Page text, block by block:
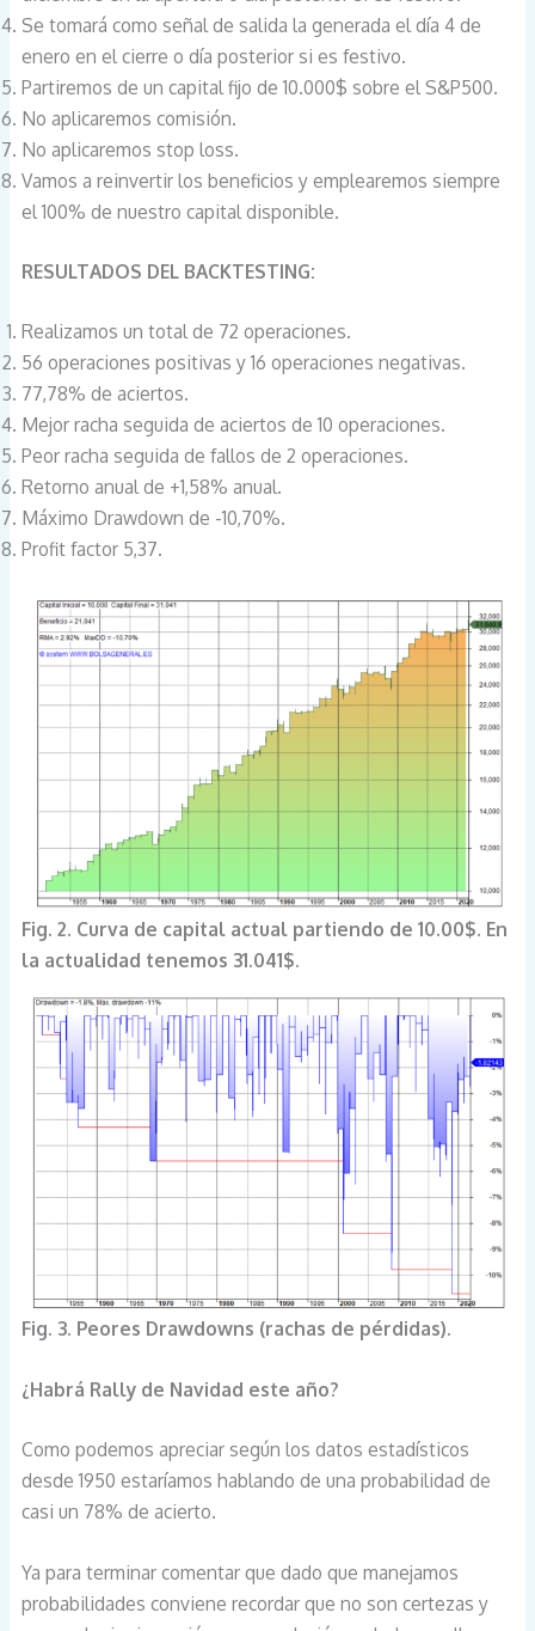
Se tomará como señal de salida la generada el día 4 de
enero en el cierre o día posterior si es festivo.
Partiremos de un capital fijo de 10.000$ sobre el S&P500.
No aplicaremos comisión.
No aplicaremos stop loss.
Vamos a reinvertir los beneficios y emplearemos siempre
el 100% de nuestro capital disponible.
RESULTADOS DEL BACKTESTING:
Realizamos un total de 72 operaciones.
56 operaciones positivas y 16 operaciones negativas.
77,78% de aciertos.
Mejor racha seguida de aciertos de 10 operaciones.
Peor racha seguida de fallos de 2 operaciones.
Retorno anual de +1,58% anual.
Máximo Drawdown de -10,70%.
Profit factor 5,37.
Fig. 2. Curva de capital actual partiendo de 10.00$. En
la actualidad tenemos 31.041$.
Fig. 3. Peores Drawdowns (rachas de pérdidas).
¿Habrá Rally de Navidad este año?
Como podemos apreciar según los datos estadísticos
desde 1950 estaríamos hablando de una probabilidad de
casi un 78% de acierto.
Ya para terminar comentar que dado que manejamos
probabilidades conviene recordar que no son certezas y